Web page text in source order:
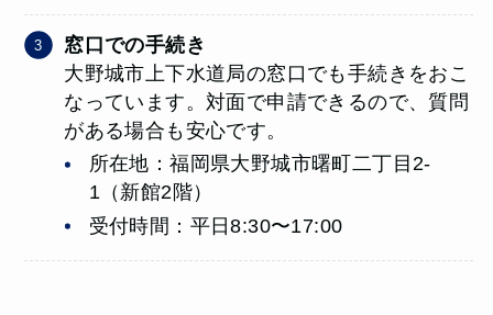
窓口での手続き
大野城市上下水道局の窓口でも手続きをおこ
なっています。対面で申請できるので、質問
がある場合も安心です。
所在地：福岡県大野城市曙町二丁目2-
1（新館2階）
受付時間：平日8:30〜17:00